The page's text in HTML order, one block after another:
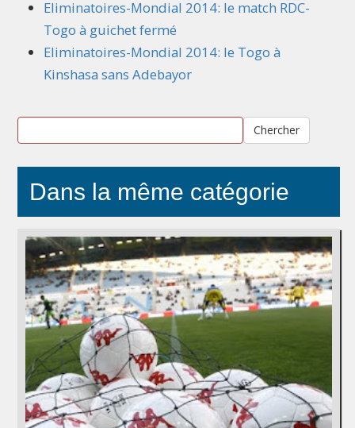
Eliminatoires-Mondial 2014: le match RDC-
Togo à guichet fermé
Eliminatoires-Mondial 2014: le Togo à
Kinshasa sans Adebayor
Chercher
Dans la même catégorie